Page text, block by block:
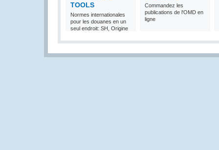
TOOLS
Normes internationales
pour les douanes en un
seul endroit: SH, Origine
Commandez les
publications de l'OMD en
ligne